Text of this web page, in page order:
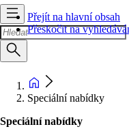
Přejít na hlavní obsah
Přeskočit na
Speciální nabídky
Speciální nabídky